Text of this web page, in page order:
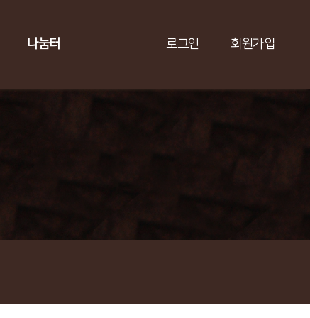
나눔터 로그인 회원가입